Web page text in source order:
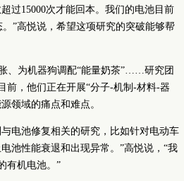
过15000次才能回本。我们的电池目前
”高悦说，希望这项研究的突破能够帮
、为机器狗调配“能量奶茶”……研究团
前，他们正在开展“分子-机制-材料-器
领域的痛点和难点。
电池修复相关的研究，比如针对电动车
池性能衰退和出现异常。”高悦说，“我
有机电池。”